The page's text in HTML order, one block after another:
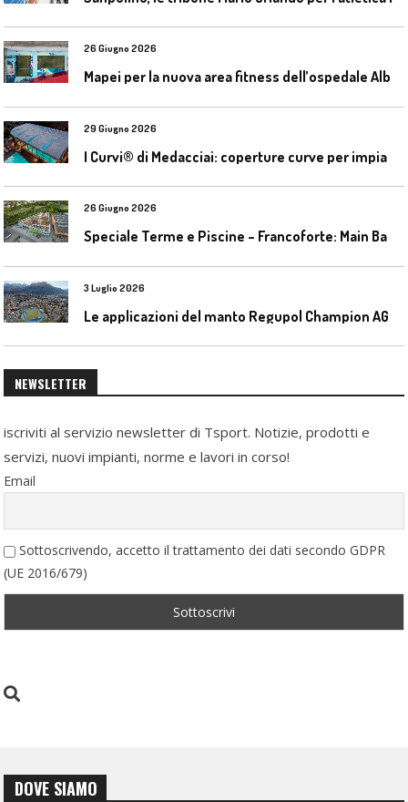
26 Giugno 2026
29 Giugno 2026
26 Giugno 2026
3 Luglio 2026
NEWSLETTER
iscriviti al servizio newsletter di Tsport. Notizie, prodotti e
servizi, nuovi impianti, norme e lavori in corso!
Email
Sottoscrivendo, accetto il trattamento dei dati secondo GDPR
(UE 2016/679)
DOVE SIAMO